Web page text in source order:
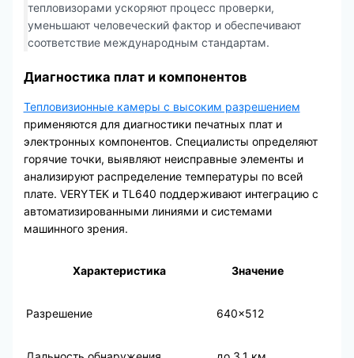
тепловизорами ускоряют процесс проверки,
уменьшают человеческий фактор и обеспечивают
соответствие международным стандартам.
Диагностика плат и компонентов
Тепловизионные камеры с высоким разрешением
применяются для диагностики печатных плат и
электронных компонентов. Специалисты определяют
горячие точки, выявляют неисправные элементы и
анализируют распределение температуры по всей
плате. VERYTEK и TL640 поддерживают интеграцию с
автоматизированными линиями и системами
машинного зрения.
Характеристика Значение
Разрешение 640×512